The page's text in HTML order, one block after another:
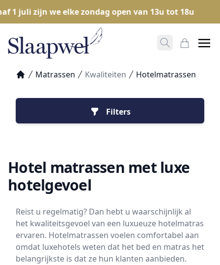
juli zijn we elke zondag open van 13u tot 18u
ZoekenMijn
Matrassen Kwaliteiten Hotelmatrassen
Filters
Hotel matrassen met luxe
hotelgevoel
Reist u regelmatig? Dan hebt u waarschijnlijk al
het kwaliteitsgevoel van een luxueuze hotelmatras
ervaren. Hotelmatrassen voelen comfortabel aan
omdat luxehotels weten dat het bed en matras het
belangrijkste is dat ze hun klanten aanbieden.